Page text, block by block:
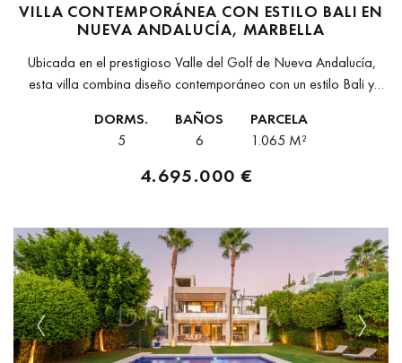
VILLA CONTEMPORÁNEA CON ESTILO BALI EN
NUEVA ANDALUCÍA, MARBELLA
Ubicada en el prestigioso Valle del Golf de Nueva Andalucía,
esta villa combina diseño contemporáneo con un estilo Bali y
ofrece una...
DORMS.
5
BAÑOS
6
PARCELA
1.065 M²
4.695.000 €
Previous Next